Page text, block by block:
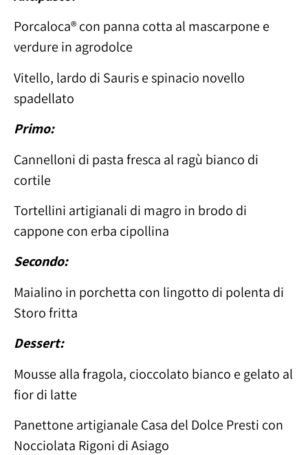
Porcaloca® con panna cotta al mascarpone e
verdure in agrodolce
Vitello, lardo di Sauris e spinacio novello
spadellato
Primo:
Cannelloni di pasta fresca al ragù bianco di
cortile
Tortellini artigianali di magro in brodo di
cappone con erba cipollina
Secondo:
Maialino in porchetta con lingotto di polenta di
Storo fritta
Dessert:
Mousse alla fragola, cioccolato bianco e gelato al
fior di latte
Panettone artigianale Casa del Dolce Presti con
Nocciolata Rigoni di Asiago